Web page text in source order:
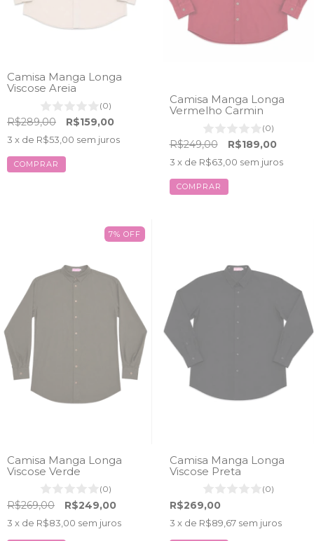
Camisa Manga Longa
Viscose Areia
(0)
R$289,00 R$159,00
3 x de R$53,00 sem juros
COMPRAR
Camisa Manga Longa
Vermelho Carmin
(0)
R$249,00 R$189,00
3 x de R$63,00 sem juros
COMPRAR
7% OFF
Camisa Manga Longa
Viscose Verde
(0)
R$269,00 R$249,00
3 x de R$83,00 sem juros
Camisa Manga Longa
Viscose Preta
(0)
R$269,00
3 x de R$89,67 sem juros